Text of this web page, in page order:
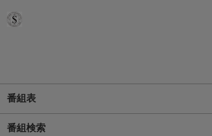
番組表
番組検索